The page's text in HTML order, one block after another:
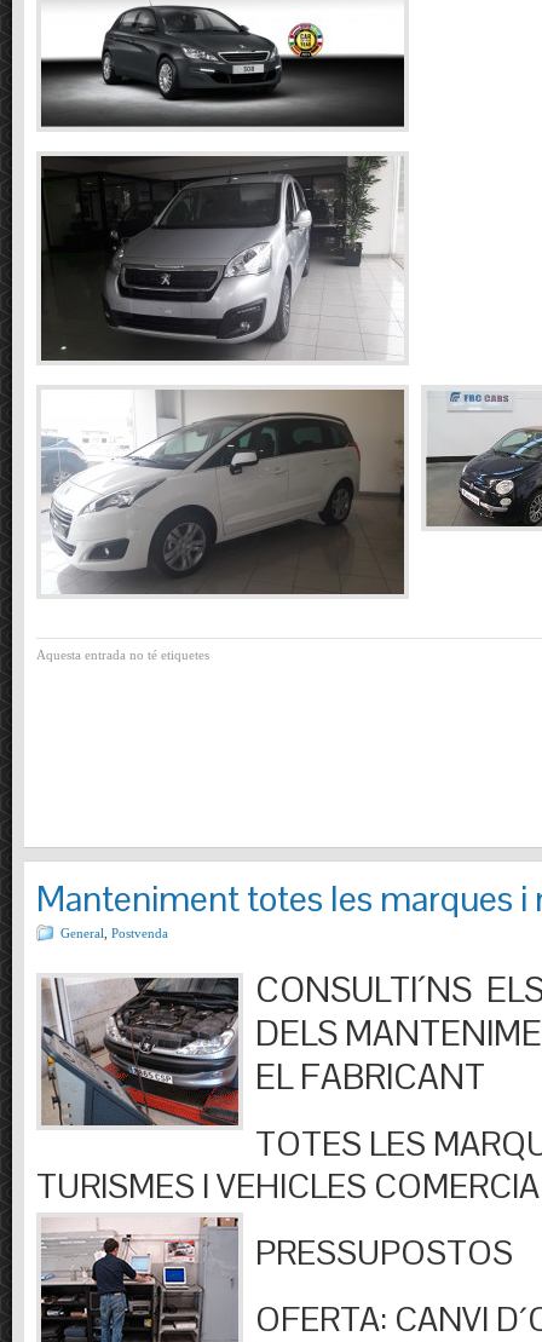
Aquesta entrada no té etiquetes
Manteniment totes les marques i
General Postvenda
CONSULTI´NS
DELS
EL FABRICANT
TOTES LES
TURISMES I VEHICLES
PRESSUPOSTOS
OFERTA: CANVI